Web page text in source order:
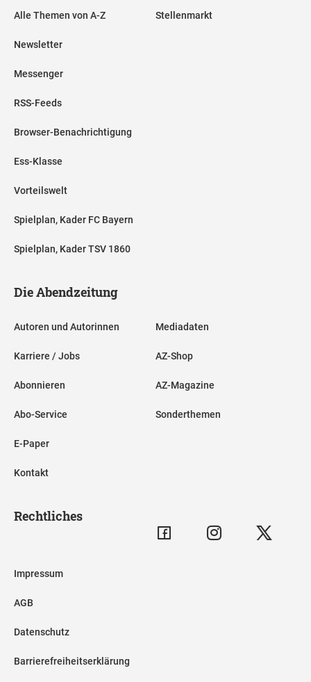
Alle Themen von A-Z
Newsletter
Messenger
RSS-Feeds
Browser-Benachrichtigung
Ess-Klasse
Vorteilswelt
Spielplan, Kader FC Bayern
Spielplan, Kader TSV 1860
Stellenmarkt
Die Abendzeitung
Autoren und Autorinnen
Karriere / Jobs
Abonnieren
Abo-Service
E-Paper
Kontakt
Mediadaten
AZ-Shop
AZ-Magazine
Sonderthemen
Rechtliches
Impressum
AGB
Datenschutz
Barrierefreiheitserklärung